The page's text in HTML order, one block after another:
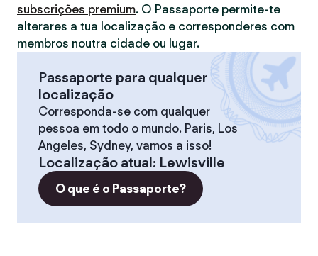
subscrições premium. O Passaporte permite-te
alterares a tua localização e corresponderes com
membros noutra cidade ou lugar.
Passaporte para qualquer
localização
Corresponda-se com qualquer
pessoa em todo o mundo. Paris, Los
Angeles, Sydney, vamos a isso!
Localização atual: Lewisville
O que é o Passaporte?